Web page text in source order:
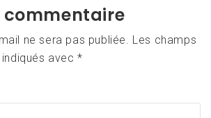
commentaire
ne sera pas publiée. Les champs
avec*